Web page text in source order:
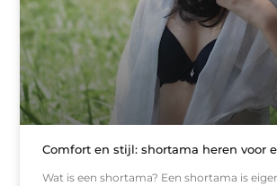
Comfort en stijl: shortama heren voor
Wat is een shortama? Een shortama is